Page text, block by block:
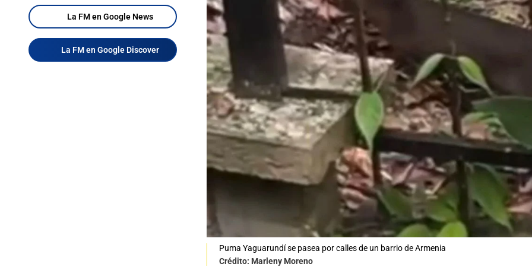
La FM en Google News
La FM en Google Discover
Puma Yaguarundí se pasea por calles de un barrio de Armenia
Crédito: Marleny Moreno